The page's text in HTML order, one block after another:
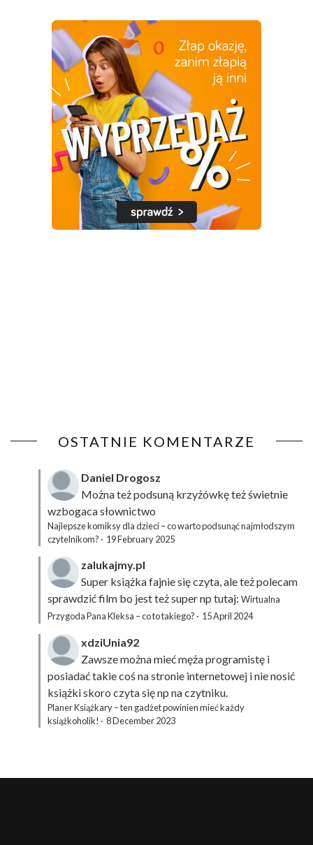
OSTATNIE KOMENTARZE
Daniel Drogosz
Można też podsuną krzyżówkęteż świetnie
wzbogaca słownictwo
Najlepsze komiksy dla dzieci – co warto podsunąć najmłodszym
czytelnikom? · 19 February 2025
zalukajmy.pl
Super książka fajnie się czyta, ale też polecam
sprawdzić film bo jest też super np tutaj: Wirtualna
Przygoda Pana Kleksa – co to takiego? · 15 April 2024
xdziUnia92
Zawsze można mieć męża programistę i
posiadać takie coś na stronie internetowej i nie nosić
książki skoro czyta się np na czytniku.
Planer Książkary – ten gadżet powinien mieć każdy
książkoholik! · 8 December 2023